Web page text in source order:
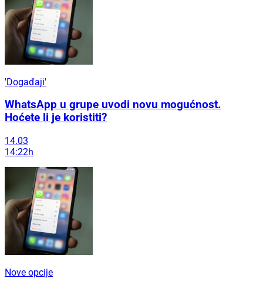
'Događaji'
WhatsApp u grupe uvodi novu mogućnost.
Hoćete li je koristiti?
14.03
14:22h
Nove opcije